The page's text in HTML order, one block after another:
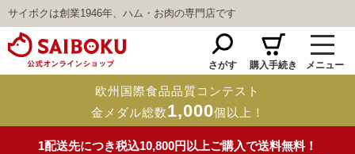
サイボクは創業1946年、ハム・お肉の専門店です
さがす 購入手続き メニュー
欧州国際食品品質コンテスト
金メダル総数1,000個以上！
1配送先につき税込10,800円以上ご購入で送料無料！